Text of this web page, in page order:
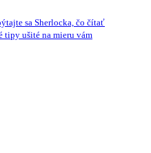
sa Sherlocka, čo čítať
tipy ušité na mieru vám